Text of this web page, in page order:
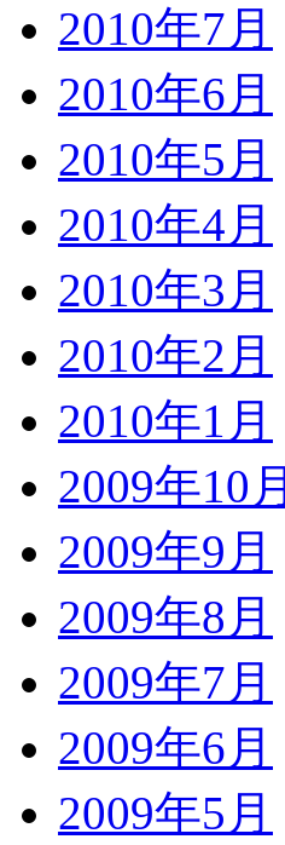
2010年7月
2010年6月
2010年5月
2010年4月
2010年3月
2010年2月
2010年1月
2009年10月
2009年9月
2009年8月
2009年7月
2009年6月
2009年5月